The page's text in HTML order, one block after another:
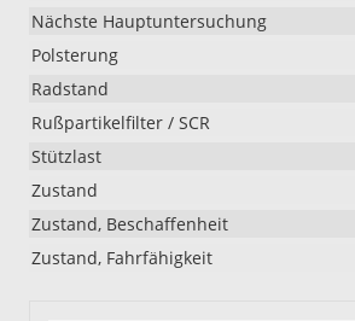
Nächste Hauptuntersuchung
Polsterung
Radstand
Rußpartikelfilter / SCR
Stützlast
Zustand
Zustand, Beschaffenheit
Zustand, Fahrfähigkeit